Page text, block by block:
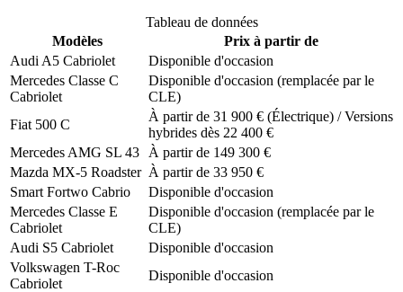
Tableau de données
Modèles
Prix à partir de
Audi A5 Cabriolet
Disponible d'occasion
Mercedes Classe C
Cabriolet
Disponible d'occasion (remplacée par le
CLE)
Fiat 500 C
À partir de 31 900 € (Électrique) / Versions
hybrides dès 22 400 €
Mercedes AMG SL 43
À partir de 149 300 €
Mazda MX-5 Roadster À partir de 33 950 €
Smart Fortwo Cabrio
Disponible d'occasion
Mercedes Classe E
Cabriolet
Disponible d'occasion (remplacée par le
CLE)
Audi S5 Cabriolet
Disponible d'occasion
Volkswagen T-Roc
Cabriolet
Disponible d'occasion